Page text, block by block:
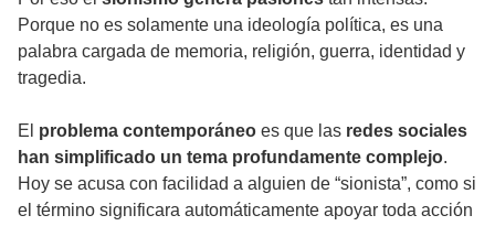
Porque no es solamente una ideología política, es una
palabra cargada de memoria, religión, guerra, identidad y
tragedia.
El problema contemporáneo es que las redes sociales
han simplificado un tema profundamente complejo.
Hoy se acusa con facilidad a alguien de “sionista”, como si
el término significara automáticamente apoyar toda acción